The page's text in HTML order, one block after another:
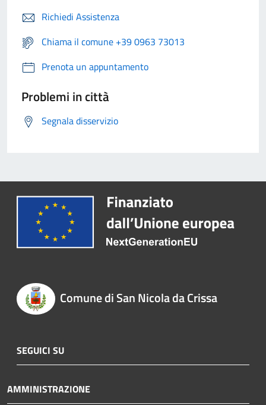
Richiedi Assistenza
Chiama il comune +39 0963 73013
Prenota un appuntamento
Problemi in città
Segnala disservizio
Comune di San Nicola da Crissa
SEGUICI SU
AMMINISTRAZIONE